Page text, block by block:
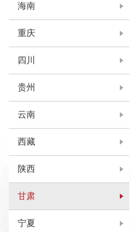
海南
重庆
四川
贵州
云南
西藏
陕西
甘肃
宁夏